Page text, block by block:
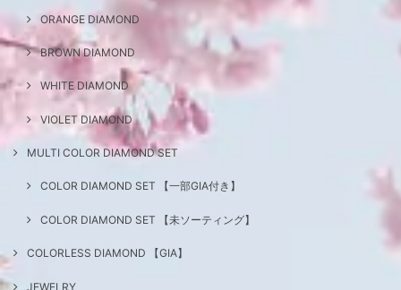
ORANGE DIAMOND
BROWN DIAMOND
WHITE DIAMOND
VIOLET DIAMOND
MULTI COLOR DIAMOND SET
COLOR DIAMOND SET 【一部GIA付き】
COLOR DIAMOND SET 【未ソーティング】
COLORLESS DIAMOND 【GIA】
JEWELRY